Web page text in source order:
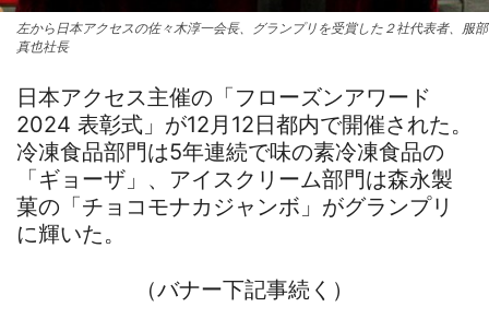
左から日本アクセスの佐々木淳一会長、グランプリを受賞した２社代表者、服部
真也社長
日本アクセス主催の「フローズンアワード
2024 表彰式」が12月12日都内で開催された。
冷凍食品部門は5年連続で味の素冷凍食品の
「ギョーザ」、アイスクリーム部門は森永製
菓の「チョコモナカジャンボ」がグランプリ
に輝いた。
（バナー下記事続く）